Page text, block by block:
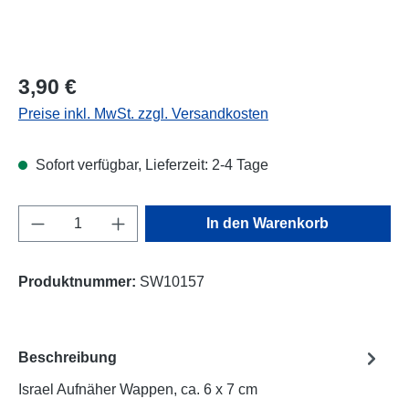
Regulärer Preis:
3,90 €
Preise inkl. MwSt. zzgl. Versandkosten
Sofort verfügbar, Lieferzeit: 2-4 Tage
Produkt Anzahl: Gib den gewünschten
In den Warenkorb
Produktnummer: SW10157
Beschreibung
Israel Aufnäher Wappen, ca. 6 x 7 cm